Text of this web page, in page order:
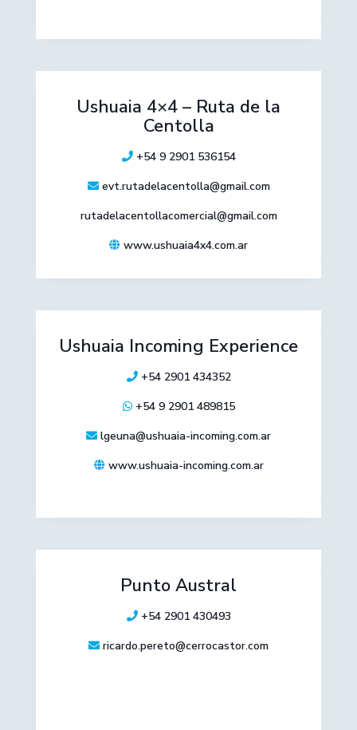
Ushuaia 4×4 – Ruta de la
Centolla
+54 9 2901 536154
evt.rutadelacentolla@gmail.com
rutadelacentollacomercial@gmail.com
www.ushuaia4x4.com.ar
Ushuaia Incoming Experience
+54 2901 434352
+54 9 2901 489815
lgeuna@ushuaia-incoming.com.ar
www.ushuaia-incoming.com.ar
Punto Austral
+54 2901 430493
ricardo.pereto@cerrocastor.com